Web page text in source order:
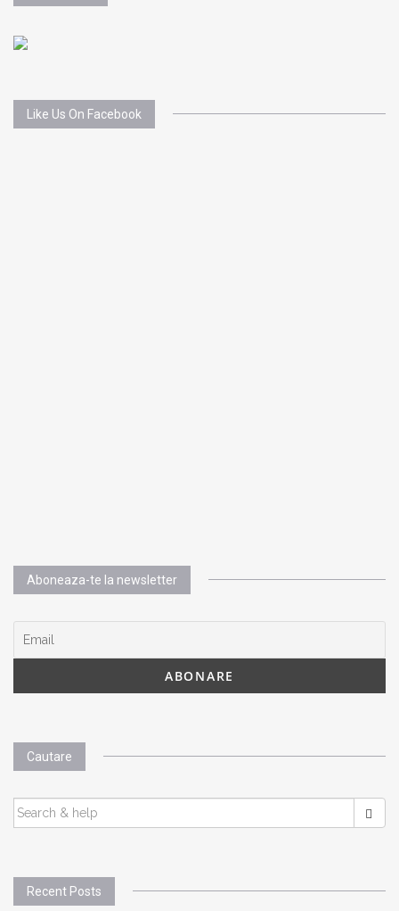
Like Us On Facebook
Aboneaza-te la newsletter
Cautare
SEARCH
FOR:
Recent Posts